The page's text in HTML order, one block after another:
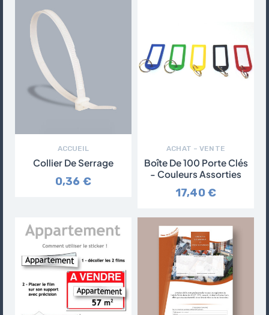
ACCUEIL
Collier De Serrage
0,36 €
ACHAT – VENTE
Boîte De 100 Porte Clés
- Couleurs Assorties
17,40 €